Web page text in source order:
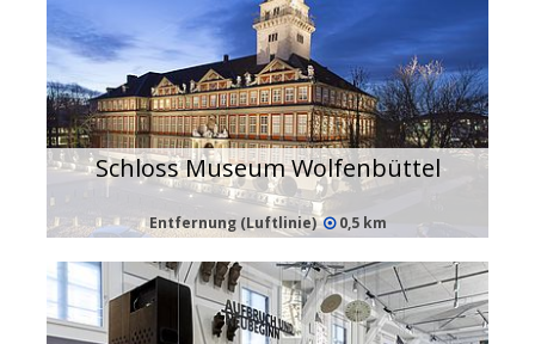
Schloss Museum Wolfenbüttel
Entfernung (Luftlinie) 0,5 km